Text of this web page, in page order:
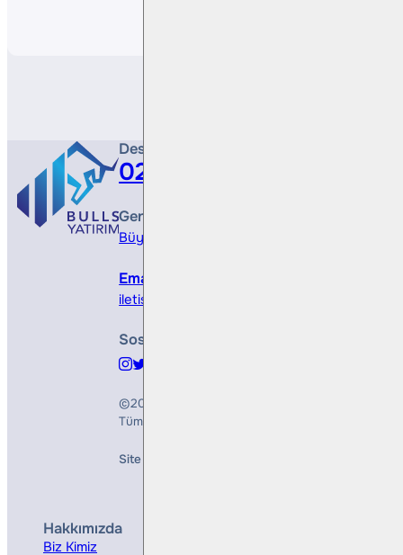
Destek Hattı
0212 410 0500
Genel Müdürlük
Büyükdere Cad. No 173, 1. Levent Plaza, B
Email
iletisim@bullsyatirim.com
Sosyal Medya
©2026
Tüm Hakları Saklıdır
Site Creation & Technology by
Hakkımızda
Biz Kimiz